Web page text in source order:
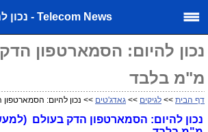
Telecom News - נכון להיום: ...
מ"מ בלבד
דף הבית >> לגיקים >> גאדג'טים >> נכון להיום: הסמארטפון הדק